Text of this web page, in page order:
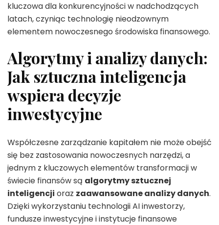
kluczowa dla konkurencyjności w nadchodzących
latach, czyniąc technologię nieodzownym
elementem nowoczesnego środowiska finansowego.
Algorytmy i analizy danych:
Jak sztuczna inteligencja
wspiera decyzje
inwestycyjne
Współczesne zarządzanie kapitałem nie może obejść
się bez zastosowania nowoczesnych narzędzi, a
jednym z kluczowych elementów transformacji w
świecie finansów są algorytmy sztucznej
inteligencji oraz zaawansowane analizy danych.
Dzięki wykorzystaniu technologii AI inwestorzy,
fundusze inwestycyjne i instytucje finansowe